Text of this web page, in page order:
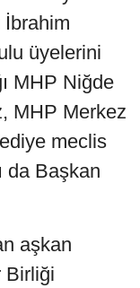
İbrahim
üyelerini
MHP Niğde
MHP Merkez
meclis
da Başkan
aşkan
Birliği